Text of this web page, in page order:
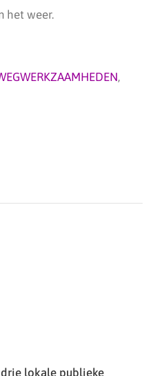
het weer.
,
lokale publieke